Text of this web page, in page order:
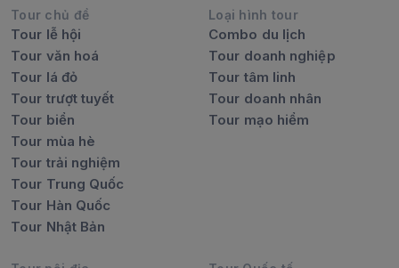
Tour chủ đề
Tour lễ hội
Tour văn hoá
Tour lá đỏ
Tour trượt tuyết
Tour biển
Tour mùa hè
Tour trải nghiệm
Tour Trung Quốc
Tour Hàn Quốc
Tour Nhật Bản
Loại hình tour
Combo du lịch
Tour doanh nghiệp
Tour tâm linh
Tour doanh nhân
Tour mạo hiểm